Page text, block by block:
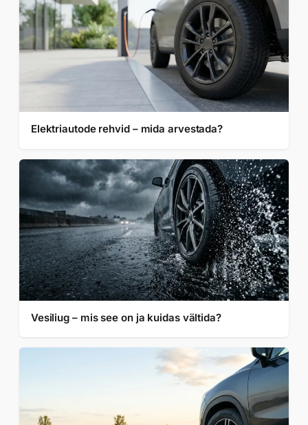
Elektriautode rehvid – mida arvestada?
Vesiliug – mis see on ja kuidas vältida?